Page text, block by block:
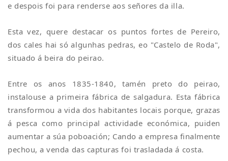
e despois foi para renderse aos señores da illa.
Esta vez, quere destacar os puntos fortes de Pereiro,
dos cales hai só algunhas pedras, eo "Castelo de Roda",
situado á beira do peirao.
Entre os anos 1835-1840, tamén preto do peirao,
instalouse a primeira fábrica de salgadura. Esta fábrica
transformou a vida dos habitantes locais porque, grazas
á pesca como principal actividade económica, puiden
aumentar a súa poboación; Cando a empresa finalmente
pechou, a venda das capturas foi trasladada á costa.